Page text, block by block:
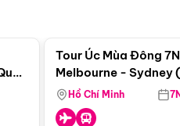
Tour Úc Mùa Đông
Melbourne - Sydney
Airways)
Hồ Chí Minh